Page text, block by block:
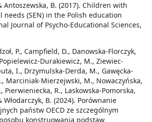
Antoszewska, B. (2017). Children with
needs (SEN) in the Polish education
Journal of Psycho-Educational Sciences,
P., Campfield, D., Danowska-Florczyk,
Durakiewicz, M., Ziewiec-
I., Drzymulska-Derda, M., Gawęcka-
Marciniak-Mierzejwski, M., Nowaczyńska,
Pierwieniecka, R., Laskowska-Pomorska,
B. (2024). Porównanie
państw OECD ze szczególnym
konstruowania podstaw